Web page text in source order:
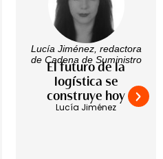
Lucía Jiménez, redactora
de Cadena de Suministro
El futuro de la
logística se
construye hoy
Lucía Jiménez